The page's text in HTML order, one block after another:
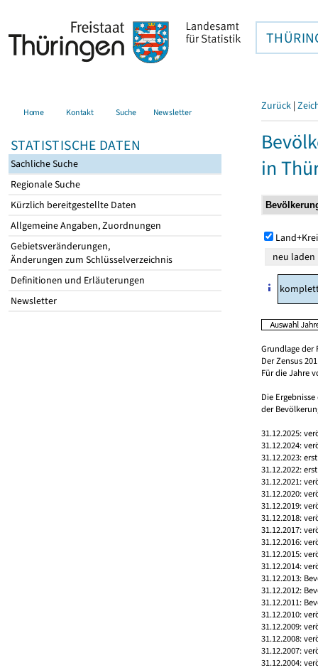
Home Kontakt Suche Newsletter
STATISTISCHE DATEN
Sachliche Suche
Regionale Suche
Kürzlich bereitgestellte Daten
Allgemeine Angaben, Zuordnungen
Gebietsveränderungen,
Änderungen zum Schlüsselverzeichnis
Definitionen und Erläuterungen
Newsletter
Zurück |
in
Grundlage der
Der Zensus
Für die Jahre
Die
der
31.12.2025:
31.12.2024:
31.12.2023:
31.12.2022:
31.12.2021:
31.12.2020:
31.12.2019:
31.12.2018:
31.12.2017:
31.12.2016:
31.12.2015:
31.12.2014:
31.12.2013:
31.12.2012:
31.12.2011:
31.12.2010:
31.12.2009:
31.12.2008:
31.12.2007:
31.12.2004: